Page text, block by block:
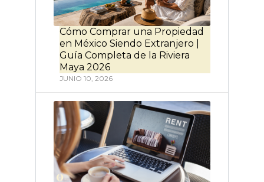
Cómo Comprar una Propiedad
en México Siendo Extranjero |
Guía Completa de la Riviera
Maya 2026
JUNIO 10, 2026